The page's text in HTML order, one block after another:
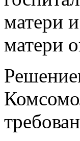
матери
матери